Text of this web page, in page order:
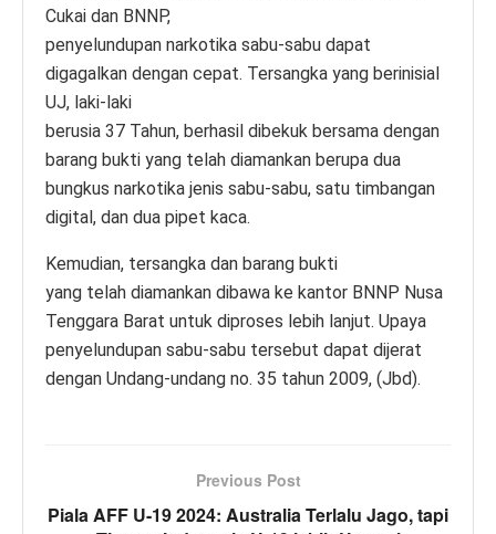
Cukai dan BNNP,
penyelundupan narkotika sabu-sabu dapat
digagalkan dengan cepat. Tersangka yang berinisial
UJ, laki-laki
berusia 37 Tahun, berhasil dibekuk bersama dengan
barang bukti yang telah diamankan berupa dua
bungkus narkotika jenis sabu-sabu, satu timbangan
digital, dan dua pipet kaca.
Kemudian, tersangka dan barang bukti
yang telah diamankan dibawa ke kantor BNNP Nusa
Tenggara Barat untuk diproses lebih lanjut. Upaya
penyelundupan sabu-sabu tersebut dapat dijerat
dengan Undang-undang no. 35 tahun 2009, (Jbd).
Previous Post
Piala AFF U-19 2024: Australia Terlalu Jago, tapi